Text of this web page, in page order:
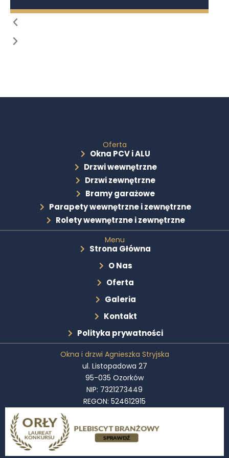
Oferta
Okna PCV i ALU
Drzwi wewnętrzne
Drzwi zewnętrzne
Bramy garażowe
Parapety wewnętrzne i zewnętrzne
Rolety wewnętrzne i zewnętrzne
Menu
Strona Główna
O Nas
Oferta
Galeria
Kontakt
Polityka prywatności
Okna i drzwi Agnieszka Stryjska
ul. Listopadowa 27
95-035 Ozorków
NIP: 7321273449
REGON: 524612915